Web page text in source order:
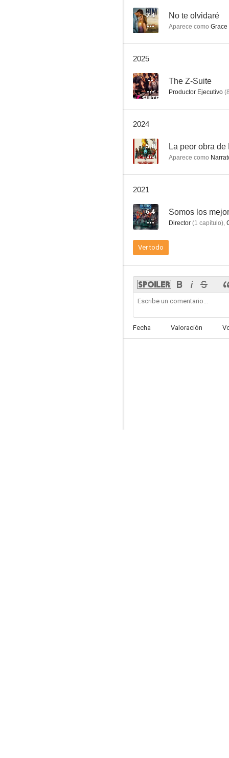
7.1
7.4 No te olvidaré
Aparece como Grace
2025
-- The Z-Suite
Productor Ejecutivo (
2024
5.8 La peor obra de
Aparece como
2021
6.4 Somos los
Director (1 capítulo),
Ver todo
Fecha Valoración